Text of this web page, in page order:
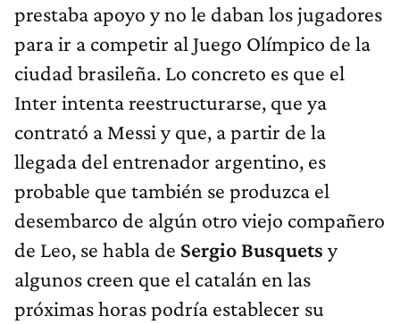
prestaba apoyo y no le daban los jugadores
para ir a competir al Juego Olímpico de la
ciudad brasileña. Lo concreto es que el
Inter intenta reestructurarse, que ya
contrató a Messi y que, a partir de la
llegada del entrenador argentino, es
probable que también se produzca el
desembarco de algún otro viejo compañero
de Leo, se habla de Sergio Busquets y
algunos creen que el catalán en las
próximas horas podría establecer su